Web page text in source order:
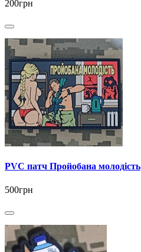
200грн
PVC патч Пройобана молодість
500грн